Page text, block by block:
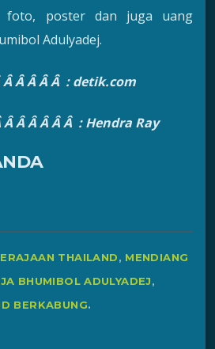
foto, poster dan juga uang
Adulyadej.
Â Â Â Â Â : detik.com
Â Â Â Â Â Â : Hendra Ray
THAILAND, MENDIANG
BHUMIBOL ADULYADEJ,
BERKABUNG.